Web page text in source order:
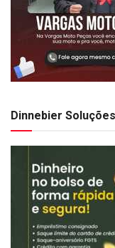
Dinnebier